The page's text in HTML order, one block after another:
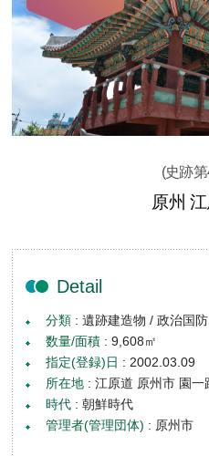
(史跡
原州
Detail
分類 : 遺跡建造物 / 政治国
数量/面積 : 9,608㎡
指定(登録)日 : 2002.03.09
所在地 : 江原道 原州市 園一
時代 : 朝鮮時代
管理者(管理団体) : 原州市